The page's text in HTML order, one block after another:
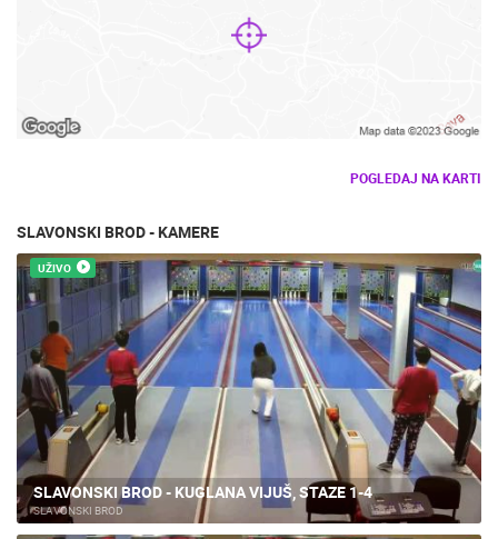
POGLEDAJ NA KARTI
SLAVONSKI BROD - KAMERE
UŽIVO
SLAVONSKI BROD - KUGLANA VIJUŠ, STAZE 1-4
SLAVONSKI BROD